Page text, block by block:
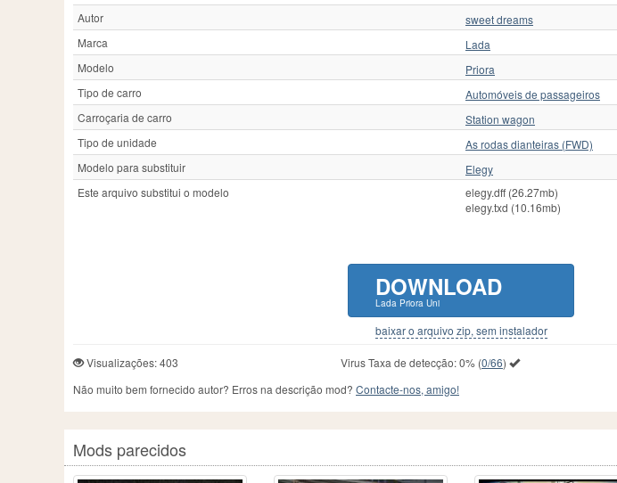
Autor
sweet dreams
Marca
Lada
Modelo
Priora
Tipo de carro
Automóveis de passageiros
Carroçaria de carro
Station wagon
Tipo de unidade
As rodas dianteiras (FWD)
Modelo para substituir
Elegy
Este arquivo substitui o modelo
elegy.dff (26.27mb)
elegy.txd (10.16mb)
DOWNLOAD
Lada Priora Uni
baixar o arquivo zip, sem instalador
Visualizações: 403 Virus Taxa de detecção:0%(0/66)
Não muito bem fornecido autor? Erros na descrição mod? Contacte-nos, amigo!
Mods parecidos